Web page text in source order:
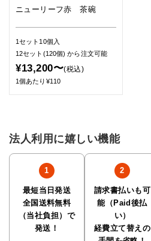
ニューリーフ赤 茶碗
1セット10個入
12セット(120個)から注文可能
¥13,200〜(税込)
1個あたり¥110
法人利用に嬉しい機能
最短当日発送
全国送料無料
（当社負担）で
発送！
請求書払いも可
能（Paid後払
い）
経費立て替えの